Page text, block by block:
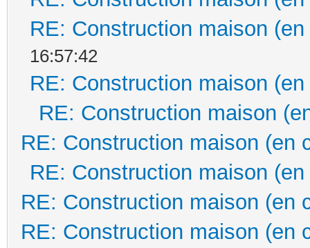
RE: Construction maison
16:57:42
RE: Construction maison
RE: Construction maison
RE: Construction maison (en
RE: Construction maison
RE: Construction maison (en
RE: Construction maison (en